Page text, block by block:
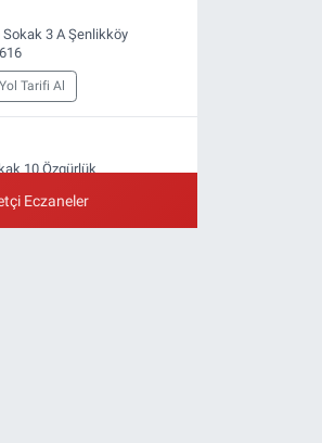
3 A Şenlikköy
Yol Tarifi Al
10 Özgürlük
Eczaneler